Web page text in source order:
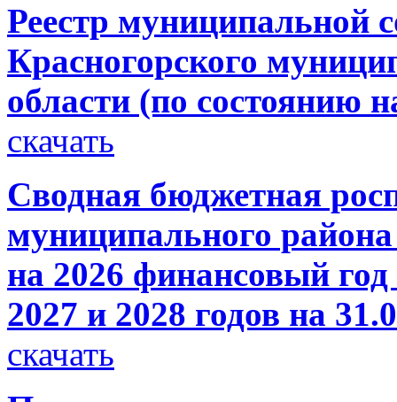
Реестр муниципальной
Красногорского
области (по состоянию
скачать
Сводная бюджетная
муниципального
на 2026 финансовый
2027 и 2028 годов на
скачать